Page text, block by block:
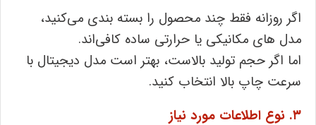
اگر روزانه فقط چند محصول را بسته ‌بندی می‌کنید،
مدل ‌های مکانیکی یا حرارتی ساده کافی‌اند.
اما اگر حجم تولید بالاست، بهتر است مدل دیجیتال با
سرعت چاپ بالا انتخاب کنید.